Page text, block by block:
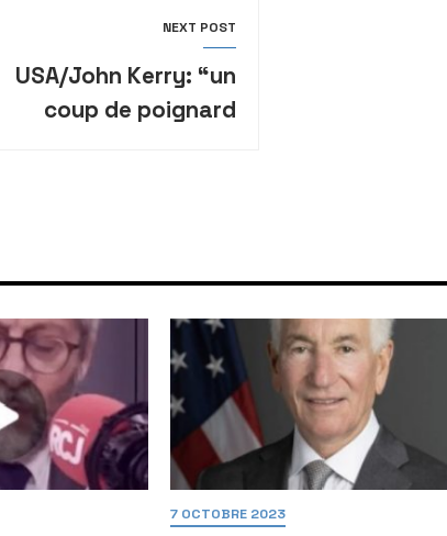
NEXT POST
USA/John Kerry: “un
coup de poignard
7 OCTOBRE 2023